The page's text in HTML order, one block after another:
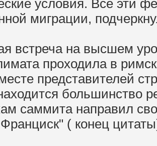
условия. Все эти
миграции,
встреча на высшем
проходила в
представителей
большинство
саммита направил
( конец